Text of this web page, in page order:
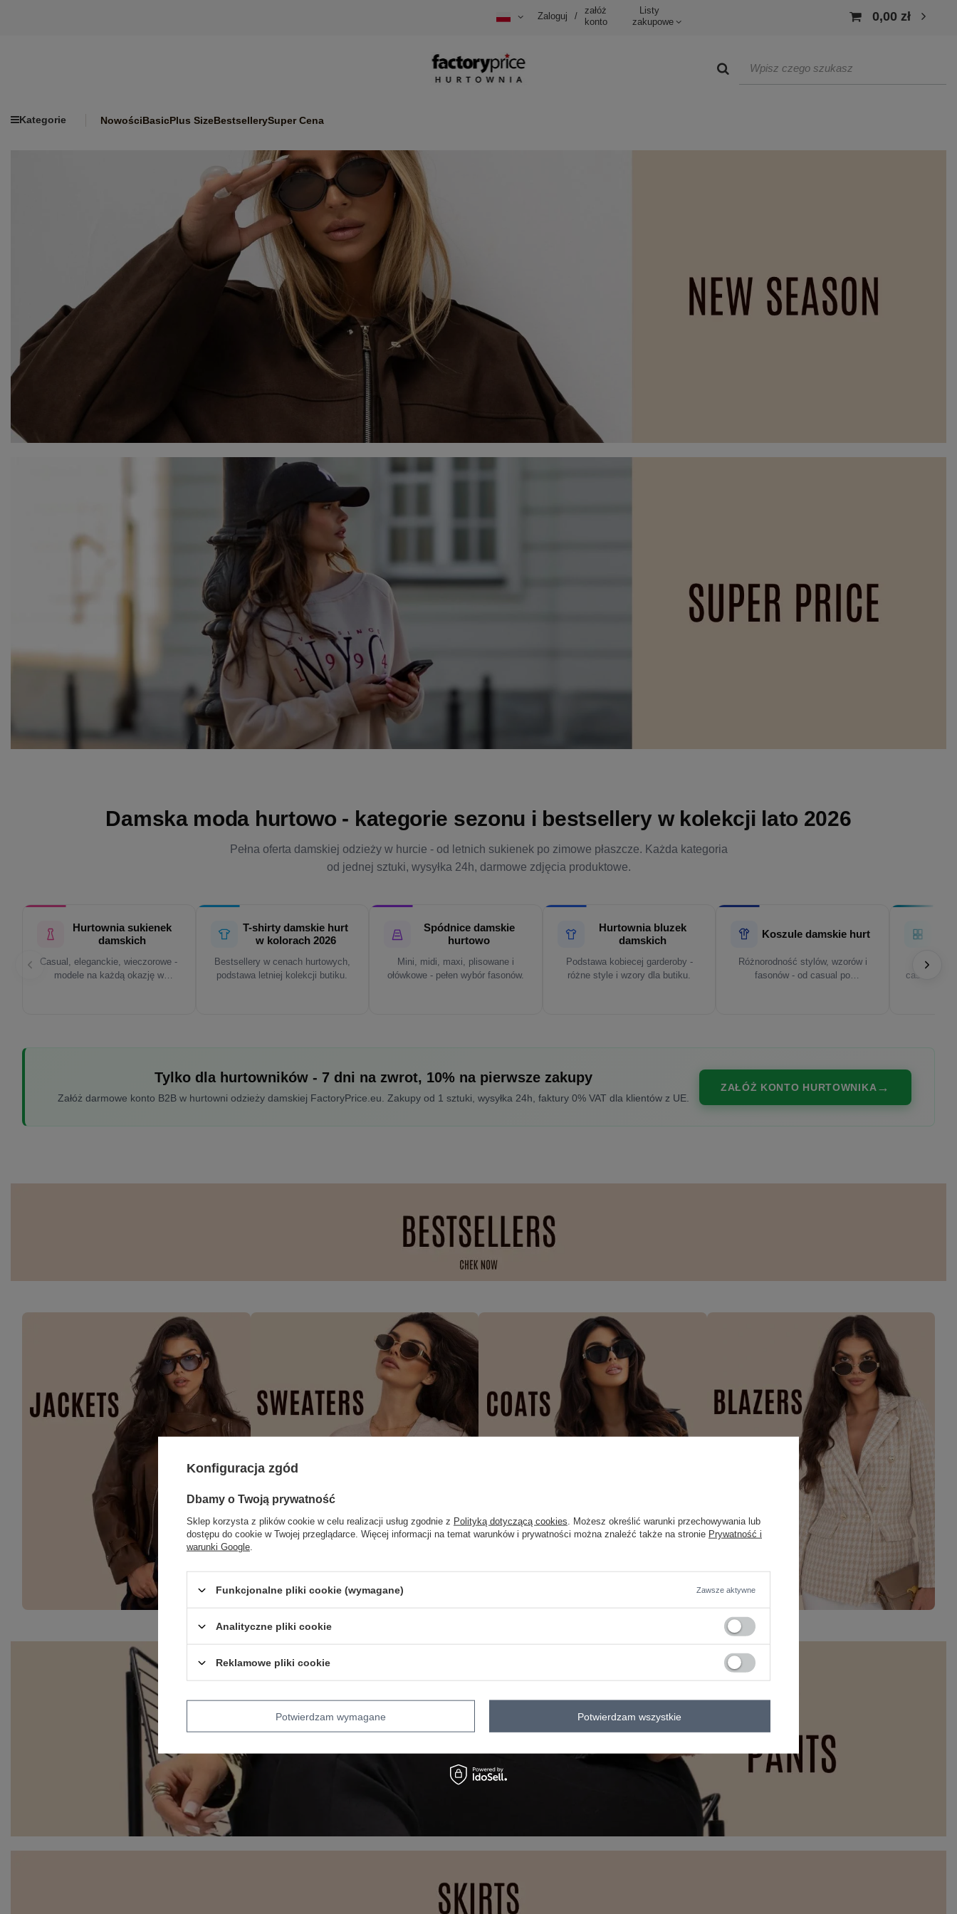
Zaloguj /
załóż
konto
Listy
zakupowe
0,00 zł
Kategorie NowościBasicPlus SizeBestsellerySuper Cena
Damska moda hurtowo - kategorie sezonu i bestsellery w kolekcji lato 2026
Pełna oferta damskiej odzieży w hurcie - od letnich sukienek po zimowe płaszcze. Każda kategoria
od jednej sztuki, wysyłka 24h, darmowe zdjęcia produktowe.
Hurtownia sukienek
damskich
Casual, eleganckie, wieczorowe -
modele na każdą okazję w
T-shirty damskie hurt
w kolorach 2026
Bestsellery w cenach hurtowych,
podstawa letniej kolekcji butiku.
Spódnice damskie
hurtowo
Mini, midi, maxi, plisowane i
ołówkowe - pełen wybór fasonów.
Hurtownia bluzek
damskich
Podstawa kobiecej garderoby -
różne style i wzory dla butiku.
Koszule damskie hurt
Różnorodność stylów, wzorów i
fasonów - od casual po
casualowe,
Tylko dla hurtowników - 7 dni na zwrot, 10% na pierwsze zakupy
Załóż darmowe konto B2B w hurtowni odzieży damskiej FactoryPrice.eu. Zakupy od 1 sztuki, wysyłka 24h, faktury 0% VAT dla klientów z UE.
ZAŁÓŻ KONTO HURTOWNIKA
Konfiguracja zgód
Dbamy o Twoją prywatność
Sklep korzysta z plików cookie w celu realizacji usług zgodnie z Polityką dotyczącą cookies . Możesz określić warunki przechowywania lub
dostępu do cookie w Twojej przeglądarce. Więcej informacji na temat warunków i prywatności można znaleźć także na stronie Prywatność i
warunki Google
Funkcjonalne pliki cookie (wymagane) Zawsze aktywne
Analityczne pliki cookie
Reklamowe pliki cookie
Potwierdzam wymagane Potwierdzam wszystkie